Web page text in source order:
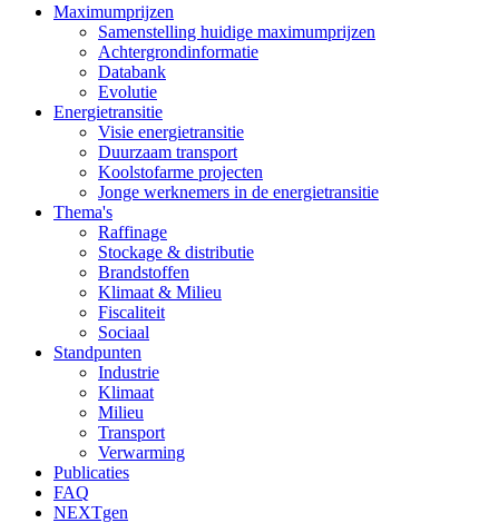
Maximumprijzen
Samenstelling huidige maximumprijzen
Achtergrondinformatie
Databank
Evolutie
Energietransitie
Visie energietransitie
Duurzaam transport
Koolstofarme projecten
Jonge werknemers in de energietransitie
Thema's
Raffinage
Stockage & distributie
Brandstoffen
Klimaat & Milieu
Fiscaliteit
Sociaal
Standpunten
Industrie
Klimaat
Milieu
Transport
Verwarming
Publicaties
FAQ
NEXTgen